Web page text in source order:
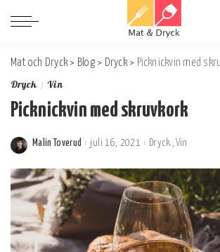
Mat och Dryck > Blog> Dryck> Picknickvin med
Dryck Vin
Picknickvin med skruvkork
Postat
Malin Toverud juli 16, 2021 Dryck Vin